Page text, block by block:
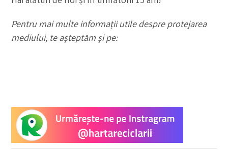
Pentru mai multe informații utile despre protejarea
mediului, te așteptăm și pe: